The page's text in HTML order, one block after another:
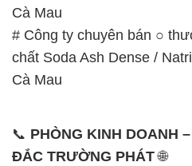
Cà Mau
# Công ty chuyên bán ○
chất Soda Ash Dense /
Cà Mau
📞 PHÒNG KINH DOANH
ĐẮC TRƯỜNG PHÁT🌐